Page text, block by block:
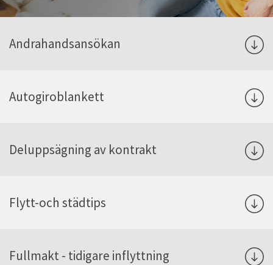
Andrahandsansökan
Autogiroblankett
Deluppsägning av kontrakt
Flytt-och städtips
Fullmakt - tidigare inflyttning